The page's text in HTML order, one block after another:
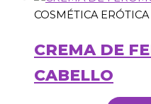
COSMÉTICA ERÓTICA
CREMA DE
CABELLO